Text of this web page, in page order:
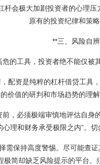
杆会极大加剧投资者的心理
原有的投资纪律和策
**三、风险自
的工具，投资者绝不能仅被
配资是纯粹的杠杆借贷工具
价值的研判和市场趋势的理
，必须极端审慎地评估自身
心理和财务承受极限之内”。
需保持高度警惕。尽可能查
极简却缺乏风险提示的平台。